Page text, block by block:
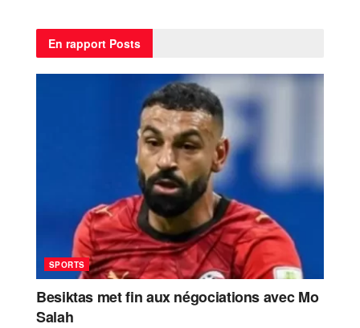
En rapport Posts
SPORTS
Besiktas met fin aux négociations avec Mo
Salah